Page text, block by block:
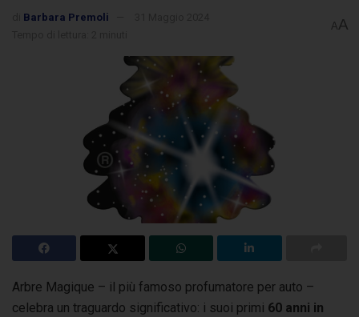
Barbara Premoli
AA
Arbre Magique – il più famoso profumatore per auto –
celebra un traguardo significativo: i suoi primi 60 anni in